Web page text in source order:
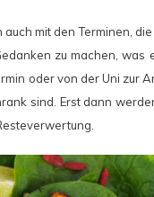
mit den Terminen, die
zu machen, was
oder von der Uni zur
sind. Erst dann